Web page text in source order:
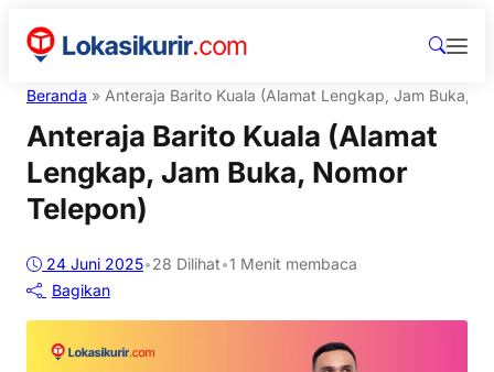
Beranda » Anteraja Barito Kuala (Alamat Lengkap, Jam Buka,
Anteraja Barito Kuala (Alamat
Lengkap, Jam Buka, Nomor
Telepon)
24 Juni 2025•28 Dilihat•1 Menit membaca
Bagikan